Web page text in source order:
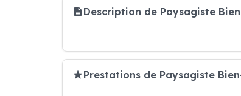
Description de Paysagiste
Prestations de Paysagiste